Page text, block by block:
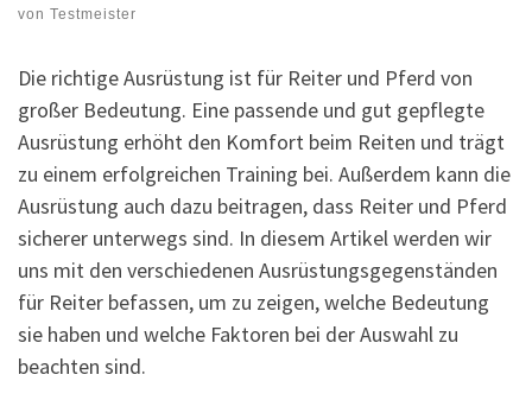
von Testmeister
Die richtige Ausrüstung ist für Reiter und Pferd von
großer Bedeutung. Eine passende und gut gepflegte
Ausrüstung erhöht den Komfort beim Reiten und trägt
zu einem erfolgreichen Training bei. Außerdem kann die
Ausrüstung auch dazu beitragen, dass Reiter und Pferd
sicherer unterwegs sind. In diesem Artikel werden wir
uns mit den verschiedenen Ausrüstungsgegenständen
für Reiter befassen, um zu zeigen, welche Bedeutung
sie haben und welche Faktoren bei der Auswahl zu
beachten sind.